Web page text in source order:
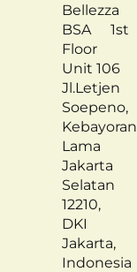
Bellezza
BSA 1st
Floor
Unit 106
Jl.Letjen
Soepeno,
Kebayoran
Lama
Jakarta
Selatan
12210,
DKI
Jakarta,
Indonesia